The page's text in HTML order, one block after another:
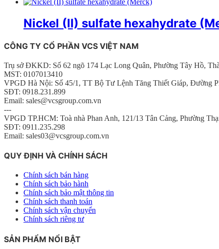
Nickel (II) sulfate hexahydrate
CÔNG TY CỔ PHẦN VCS VIỆT NAM
Trụ sở ĐKKD: Số 62 ngõ 174 Lạc Long Quân, Phường Tây Hồ,
MST: 0107013410
VPGD Hà Nội: Số 45/1, TT Bộ Tư Lệnh Tăng Thiết Giáp, Đường
SĐT: 0918.231.899
Email: sales@vcsgroup.com.vn
---
VPGD TP.HCM: Toà nhà Phan Anh, 121/13 Tân Cảng, Phường
SĐT: 0911.235.298
Email: sales03@vcsgroup.com.vn
QUY ĐỊNH VÀ CHÍNH SÁCH
Chính sách bán hàng
Chính sách bảo hành
Chính sách bảo mật thông tin
Chính sách thanh toán
Chính sách vận chuyển
Chính sách riêng tư
SẢN PHẨM NỔI BẬT